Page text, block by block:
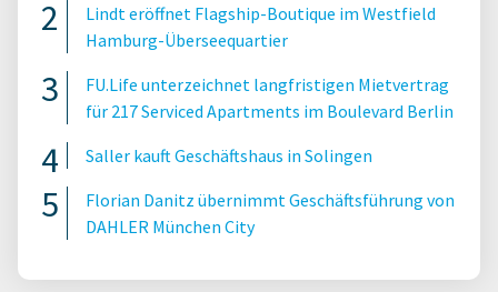
Lindt eröffnet Flagship-Boutique im Westfield
Hamburg-Überseequartier
FU.Life unterzeichnet langfristigen Mietvertrag
für 217 Serviced Apartments im Boulevard Berlin
Saller kauft Geschäftshaus in Solingen
Florian Danitz übernimmt Geschäftsführung von
DAHLER München City